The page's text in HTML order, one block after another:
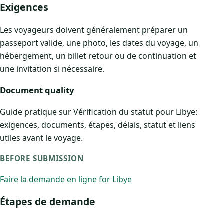
Exigences
Les voyageurs doivent généralement préparer un
passeport valide, une photo, les dates du voyage, un
hébergement, un billet retour ou de continuation et
une invitation si nécessaire.
Document quality
Guide pratique sur Vérification du statut pour Libye:
exigences, documents, étapes, délais, statut et liens
utiles avant le voyage.
BEFORE SUBMISSION
Faire la demande en ligne for Libye
Étapes de demande